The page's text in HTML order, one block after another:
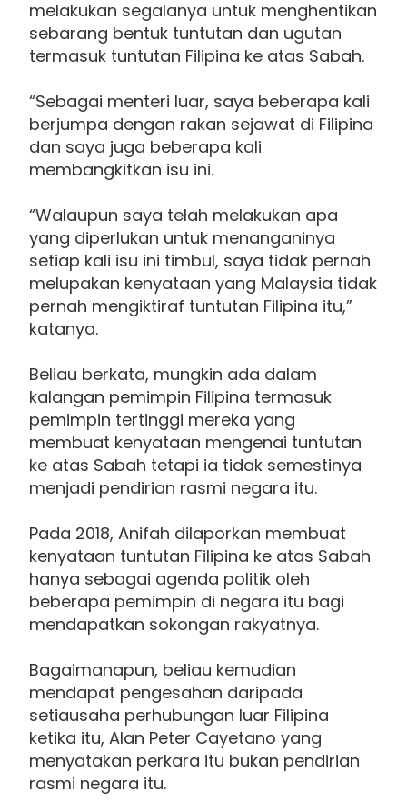
melakukan segalanya untuk menghentikan
sebarang bentuk tuntutan dan ugutan
termasuk tuntutan Filipina ke atas Sabah.
“Sebagai menteri luar, saya beberapa kali
berjumpa dengan rakan sejawat di Filipina
dan saya juga beberapa kali
membangkitkan isu ini.
“Walaupun saya telah melakukan apa
yang diperlukan untuk menanganinya
setiap kali isu ini timbul, saya tidak pernah
melupakan kenyataan yang Malaysia tidak
pernah mengiktiraf tuntutan Filipina itu,”
katanya.
Beliau berkata, mungkin ada dalam
kalangan pemimpin Filipina termasuk
pemimpin tertinggi mereka yang
membuat kenyataan mengenai tuntutan
ke atas Sabah tetapi ia tidak semestinya
menjadi pendirian rasmi negara itu.
Pada 2018, Anifah dilaporkan membuat
kenyataan tuntutan Filipina ke atas Sabah
hanya sebagai agenda politik oleh
beberapa pemimpin di negara itu bagi
mendapatkan sokongan rakyatnya.
Bagaimanapun, beliau kemudian
mendapat pengesahan daripada
setiausaha perhubungan luar Filipina
ketika itu, Alan Peter Cayetano yang
menyatakan perkara itu bukan pendirian
rasmi negara itu.